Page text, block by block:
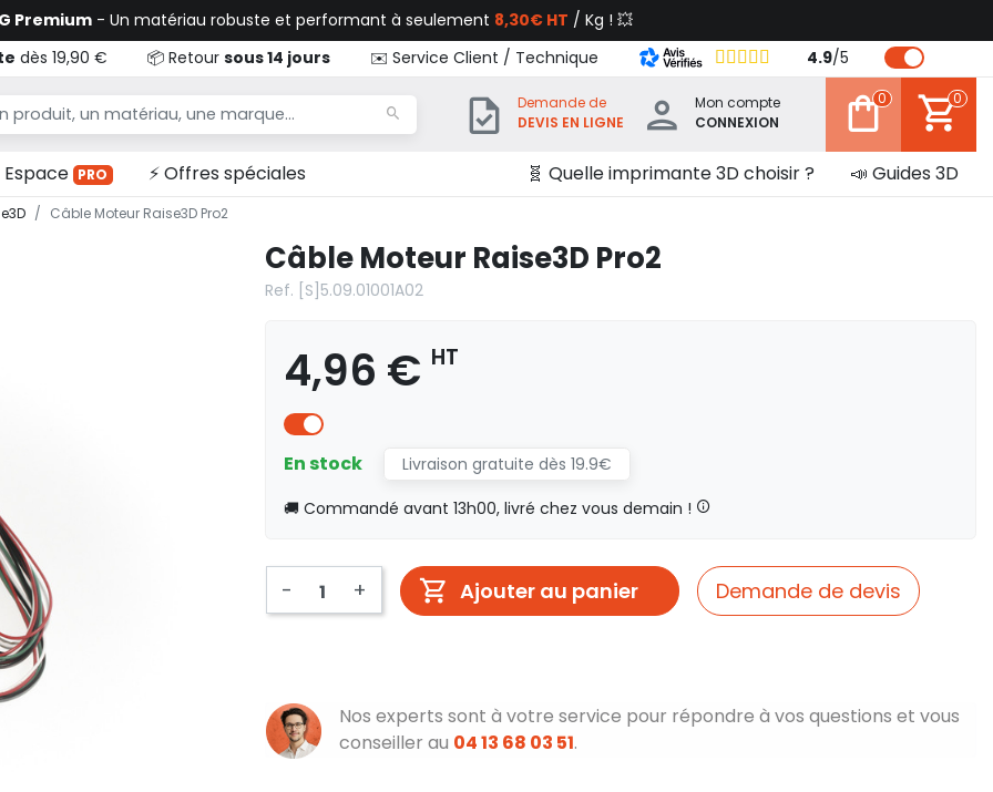
Premium - Un matériau robuste et performant à seulement 8,30€ HT / Kg ! 💥
dès 19,90 € 📦 Retour sous 14 jours ✉️ Service Client / Technique 4.9/5
Demande de
DEVIS EN LIGNE
Mon compte
CONNEXION
0 0
Espace PRO ⚡ Offres spéciales 🧬 Quelle imprimante 3D choisir ? 📣 Guides 3D
Câble Moteur Raise3D Pro2
Câble Moteur Raise3D Pro2
Ref. [S]5.09.01001A02
4,96 € HT
En stock
Livraison gratuite dès 19.9€
🚚 Commandé avant 13h00, livré chez vous demain !
- + Ajouter au panier Demande de devis
Nos experts sont à votre service pour répondre à vos questions et vous
conseiller au 04 13 68 03 51.